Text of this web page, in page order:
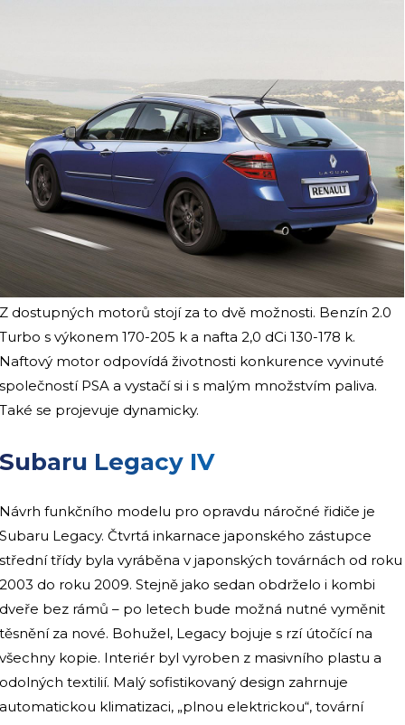
dostupných motorů stojí za to dvě možnosti. Benzín 2.0
s výkonem 170-205 k a nafta 2,0 dCi 130-178 k.
motor odpovídá životnosti konkurence vyvinuté
PSA a vystačí si i s malým množstvím paliva.
se projevuje dynamicky.
Legacy IV
funkčního modelu pro opravdu náročné řidiče je
Legacy. Čtvrtá inkarnace japonského zástupce
třídy byla vyráběna v japonských továrnách od roku
do roku 2009. Stejně jako sedan obdrželo i kombi
bez rámů – po letech bude možná nutné vyměnit
za nové. Bohužel, Legacy bojuje s rzí útočící na
kopie. Interiér byl vyroben z masivního plastu a
textilií. Malý sofistikovaný design zahrnuje
klimatizaci, „plnou elektrickou“, tovární